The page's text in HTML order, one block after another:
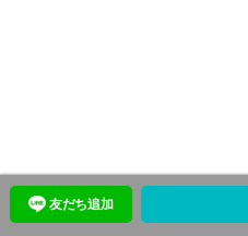
友だち追加